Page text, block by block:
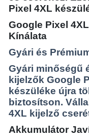
Pixel 4XL
Google Pixel
Kínálata
Gyári és
Gyári minőségű
kijelzők Google
készüléke újra
biztosítson.
4XL kijelző
Akkumulátor